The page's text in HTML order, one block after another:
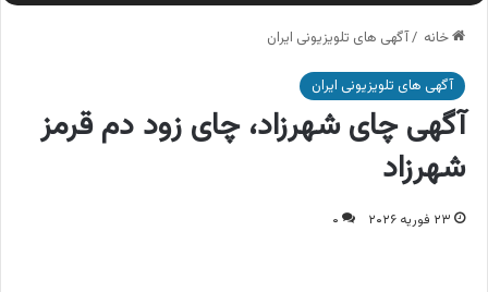
خانه /آگهی های تلویزیونی ایران
آگهی های تلویزیونی ایران
آگهی چای شهرزاد، چای زود دم قرمز
شهرزاد
۲۳ فوریه ۲۰۲۶ ۰